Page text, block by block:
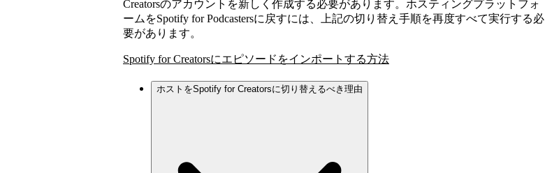
Creatorsのアカウントを新しく作成する必要があります。ホスティングプラットフォ
ームをSpotify for Podcastersに戻すには、上記の切り替え手順を再度すべて実行する必
要があります。
Spotify for Creatorsにエピソードをインポートする方法
ホストをSpotify for Creatorsに切り替えるべき理由